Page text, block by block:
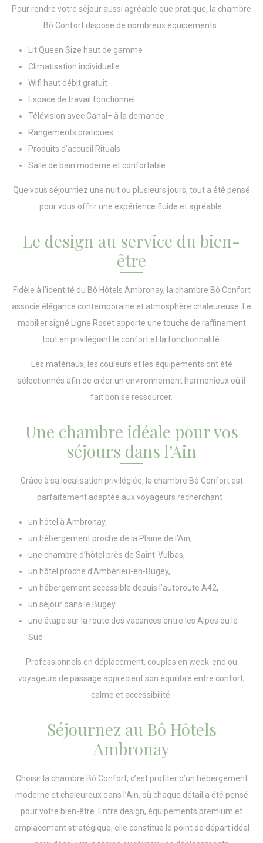
Pour rendre votre séjour aussi agréable que pratique, la chambre
Bô Confort dispose de nombreux équipements :
Lit Queen Size haut de gamme
Climatisation individuelle
Wifi haut débit gratuit
Espace de travail fonctionnel
Télévision avec Canal+ à la demande
Rangements pratiques
Produits d’accueil Rituals
Salle de bain moderne et confortable
Que vous séjourniez une nuit ou plusieurs jours, tout a été pensé
pour vous offrir une expérience fluide et agréable.
Le design au service du bien-
être
Fidèle à l’identité du Bô Hôtels Ambronay, la chambre Bô Confort
associe élégance contemporaine et atmosphère chaleureuse. Le
mobilier signé Ligne Roset apporte une touche de raffinement
tout en privilégiant le confort et la fonctionnalité.
Les matériaux, les couleurs et les équipements ont été
sélectionnés afin de créer un environnement harmonieux où il
fait bon se ressourcer.
Une chambre idéale pour vos
séjours dans l’Ain
Grâce à sa localisation privilégiée, la chambre Bô Confort est
parfaitement adaptée aux voyageurs recherchant :
un hôtel à Ambronay,
un hébergement proche de la Plaine de l’Ain,
une chambre d’hôtel près de Saint-Vulbas,
un hôtel proche d’Ambérieu-en-Bugey,
un hébergement accessible depuis l’autoroute A42,
un séjour dans le Bugey.
une étape sur la route des vacances entre les Alpes ou le
Sud
Professionnels en déplacement, couples en week-end ou
voyageurs de passage apprécient son équilibre entre confort,
calme et accessibilité.
Séjournez au Bô Hôtels
Ambronay
Choisir la chambre Bô Confort, c’est profiter d’un hébergement
moderne et chaleureux dans l’Ain, où chaque détail a été pensé
pour votre bien-être. Entre design, équipements premium et
emplacement stratégique, elle constitue le point de départ idéal